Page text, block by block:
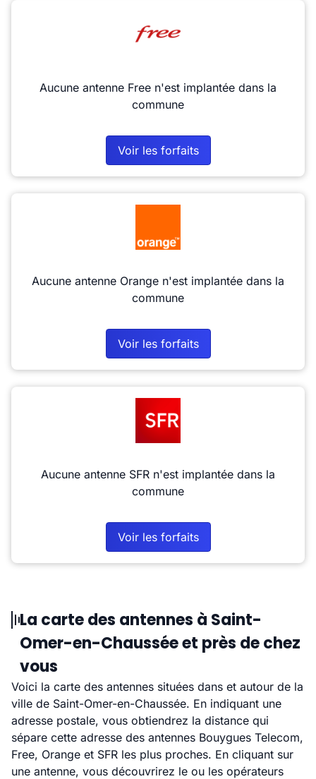
Aucune antenne Free n'est implantée dans la
commune
Voir les forfaits
Aucune antenne Orange n'est implantée dans la
commune
Voir les forfaits
Aucune antenne SFR n'est implantée dans la
commune
Voir les forfaits
La carte des antennes à Saint-
Omer-en-Chaussée et près de chez
vous
Voici la carte des antennes situées dans et autour de la
ville de Saint-Omer-en-Chaussée. En indiquant une
adresse postale, vous obtiendrez la distance qui
sépare cette adresse des antennes Bouygues Telecom,
Free, Orange et SFR les plus proches. En cliquant sur
une antenne, vous découvrirez le ou les opérateurs